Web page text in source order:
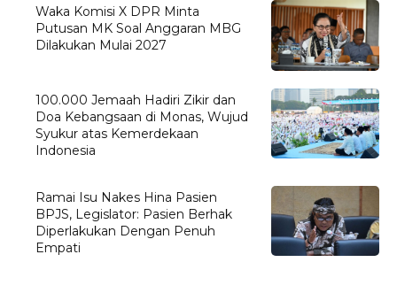
Waka Komisi X DPR Minta
Putusan MK Soal Anggaran MBG
Dilakukan Mulai 2027
100.000 Jemaah Hadiri Zikir dan
Doa Kebangsaan di Monas, Wujud
Syukur atas Kemerdekaan
Indonesia
Ramai Isu Nakes Hina Pasien
BPJS, Legislator: Pasien Berhak
Diperlakukan Dengan Penuh
Empati